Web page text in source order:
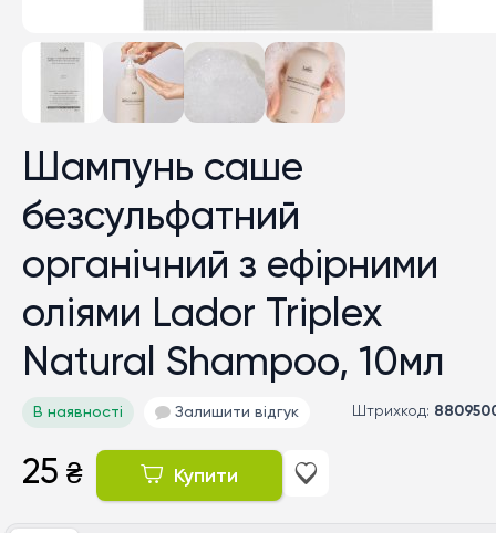
Шампунь саше
безсульфатний
органічний з ефірними
оліями Lador Triplex
Natural Shampoo, 10мл
В наявності Залишити відгук Штрихкод:
25 ₴ Купити